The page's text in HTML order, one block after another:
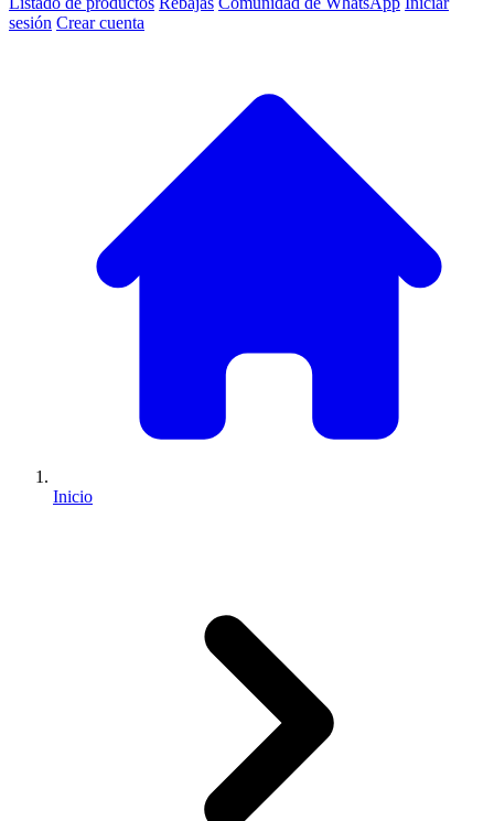
sesión Crear cuenta
Inicio